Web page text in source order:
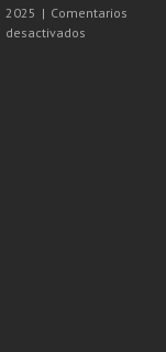
desactivadosen